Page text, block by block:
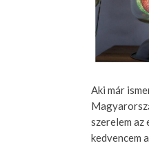
Aki már
szerelem az
kedvencem